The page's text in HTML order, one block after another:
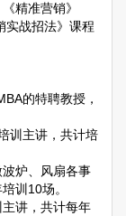
精准营销》
实战招法》课程
的特聘教授，
训主讲，共计培
炉、风扇各事
训10场。
讲，共计每年